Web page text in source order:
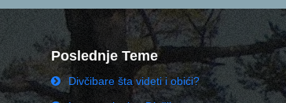
Poslednje Teme
Divčibare šta videti i obići?